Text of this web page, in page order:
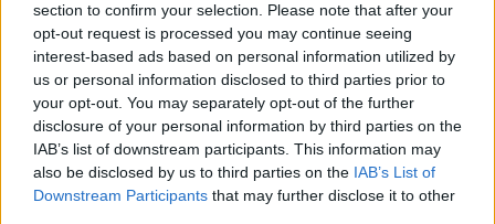
section to confirm your selection. Please note that after your
opt-out request is processed you may continue seeing
interest-based ads based on personal information utilized by
us or personal information disclosed to third parties prior to
your opt-out. You may separately opt-out of the further
disclosure of your personal information by third parties on the
IAB’s list of downstream participants. This information may
also be disclosed by us to third parties on the IAB’s List of
Downstream Participants that may further disclose it to other
istituzioni, la manifestazione al Circolo 747di
Apriliasi conferma tappa centrale del
calendario MSP.
AUTORE
Francesca Lombardi